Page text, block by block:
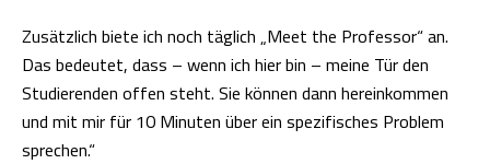
Zusätzlich biete ich noch täglich „Meet the Professor“ an.
Das bedeutet, dass – wenn ich hier bin – meine Tür den
Studierenden offen steht. Sie können dann hereinkommen
und mit mir für 10 Minuten über ein spezifisches Problem
sprechen.“